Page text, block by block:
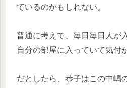
ているのかもしれない。
普通に考えて、毎日毎日人が
自分の部屋に入っていて気付
だとしたら、恭子はこの中嶋